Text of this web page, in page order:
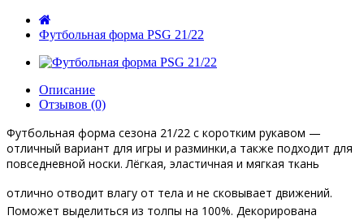
Футбольная форма PSG 21/22
Описание
Отзывов (0)
Футбольная форма сезона 21/22 с коротким рукавом —
отличный вариант для игры и разминки,а также подходит для
повседневной носки. Лёгкая, эластичная и мягкая ткань
отлично отводит влагу от тела и не сковывает движений.
Поможет выделиться из толпы на 100%. Декорирована